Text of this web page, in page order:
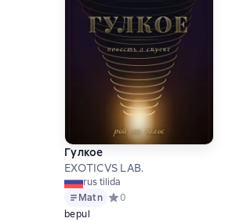
Гулкое
EXOTICVS LAB.
rus tilida
Matn Средний рейтинг 0 на основе
0
bepul